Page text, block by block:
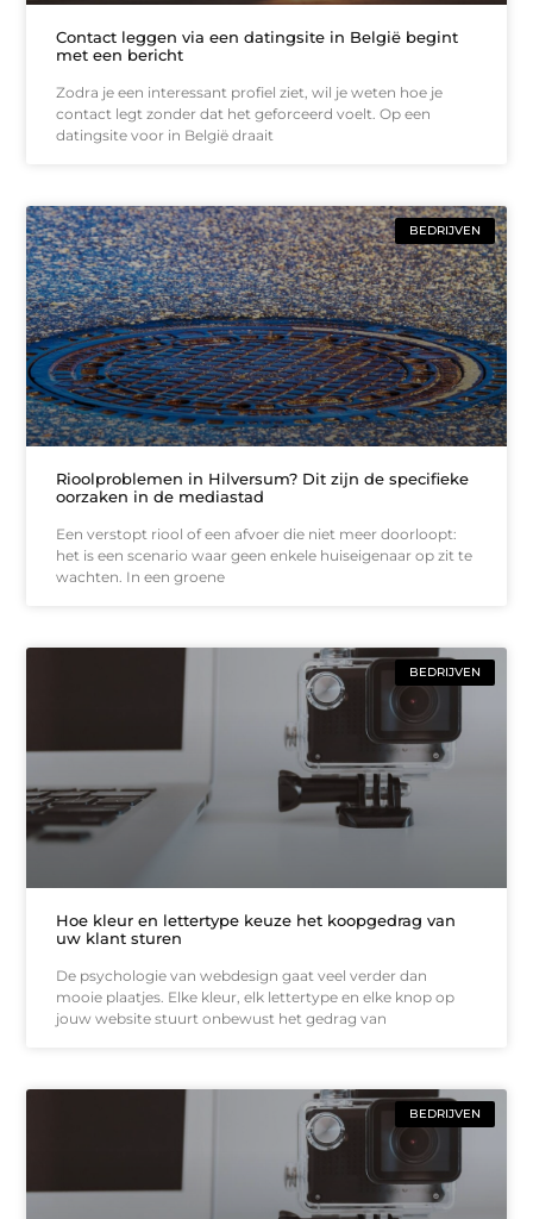
Contact leggen via een datingsite in België begint
met een bericht
Zodra je een interessant profiel ziet, wil je weten hoe je
contact legt zonder dat het geforceerd voelt. Op een
datingsite voor in België draait
BEDRIJVEN
Rioolproblemen in Hilversum? Dit zijn de specifieke
oorzaken in de mediastad
Een verstopt riool of een afvoer die niet meer doorloopt:
het is een scenario waar geen enkele huiseigenaar op zit te
wachten. In een groene
BEDRIJVEN
Hoe kleur en lettertype keuze het koopgedrag van
uw klant sturen
De psychologie van webdesign gaat veel verder dan
mooie plaatjes. Elke kleur, elk lettertype en elke knop op
jouw website stuurt onbewust het gedrag van
BEDRIJVEN